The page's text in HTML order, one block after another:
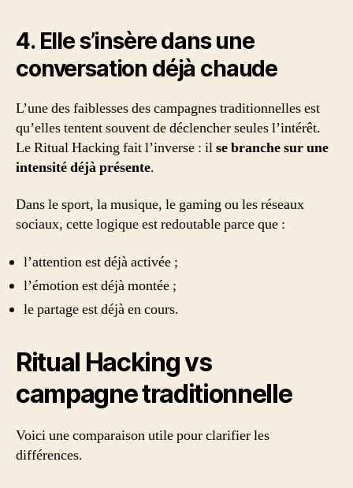
4. Elle s’insère dans une
conversation déjà chaude
L’une des faiblesses des campagnes traditionnelles est
qu’elles tentent souvent de déclencher seules l’intérêt.
Le Ritual Hacking fait l’inverse : ilse branche sur une
intensité déjà présente.
Dans le sport, la musique, le gaming ou les réseaux
sociaux, cette logique est redoutable parce que :
l’attention est déjà activée ;
l’émotion est déjà montée ;
le partage est déjà en cours.
Ritual Hacking vs
campagne traditionnelle
Voici une comparaison utile pour clarifier les
différences.